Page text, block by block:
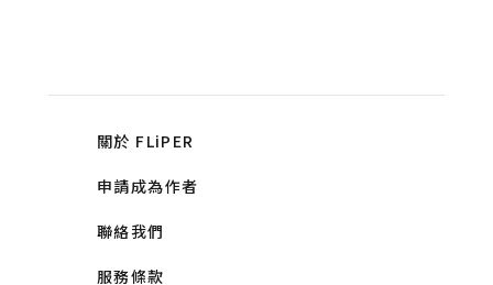
關於 FLiPER
申請成為作者
聯絡我們
服務條款